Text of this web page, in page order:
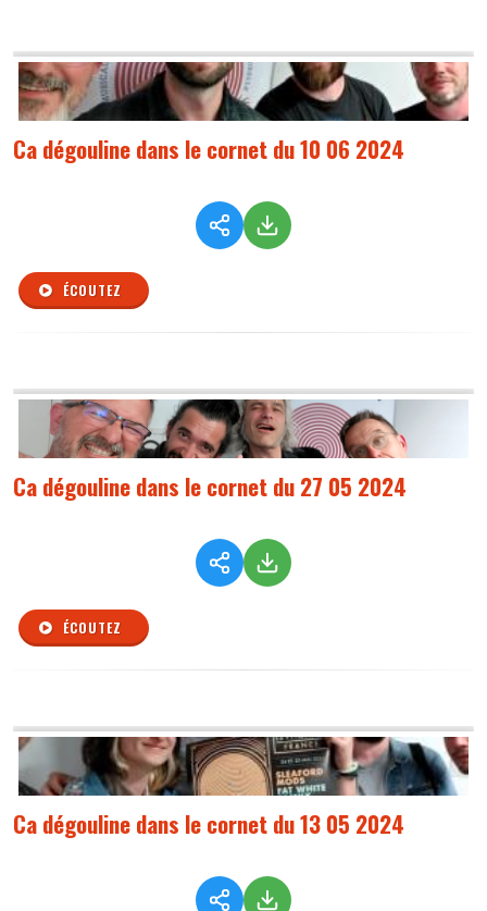
Ca dégouline dans le cornet du 10 06 2024
ÉCOUTEZ
Ca dégouline dans le cornet du 27 05 2024
ÉCOUTEZ
Ca dégouline dans le cornet du 13 05 2024